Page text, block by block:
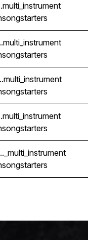
songstarters
songstarters
songstarters
songstarters
songstarters